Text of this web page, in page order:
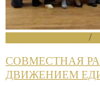
/
СОВМЕСТНАЯ
ДВИЖЕНИЕМ